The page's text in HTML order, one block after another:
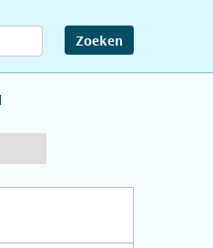
Zoeken